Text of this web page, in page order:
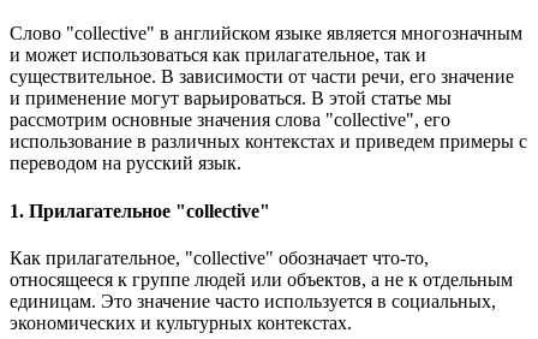
Слово "collective" в английском языке является многозначным
и может использоваться как прилагательное, так и
существительное. В зависимости от части речи, его значение
и применение могут варьироваться. В этой статье мы
рассмотрим основные значения слова "collective", его
использование в различных контекстах и приведем примеры с
переводом на русский язык.
1. Прилагательное "collective"
Как прилагательное, "collective" обозначает что-то,
относящееся к группе людей или объектов, а не к отдельным
единицам. Это значение часто используется в социальных,
экономических и культурных контекстах.